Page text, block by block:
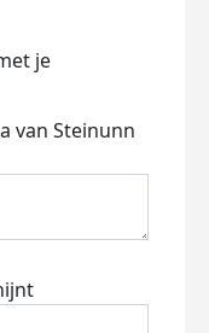
je
van Steinunn